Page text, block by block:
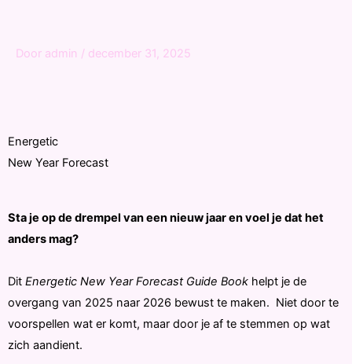
Door admin / december 31, 2025
Energetic
New Year Forecast
Sta je op de drempel van een nieuw jaar en voel je dat het
anders mag?
Dit Energetic New Year Forecast Guide Book helpt je de
overgang van 2025 naar 2026 bewust te maken. Niet door te
voorspellen wat er komt, maar door je af te stemmen op wat
zich aandient.